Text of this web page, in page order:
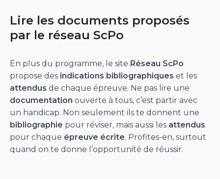
Lire les documents proposés
par le réseau ScPo
En plus du programme, le site Réseau ScPo
propose des indications bibliographiques et les
attendus de chaque épreuve. Ne pas lire une
documentation ouverte à tous, c’est partir avec
un handicap. Non seulement ils te donnent une
bibliographie pour réviser, mais aussi les attendus
pour chaque épreuve écrite. Profites-en, surtout
quand on te donne l’opportunité de réussir.